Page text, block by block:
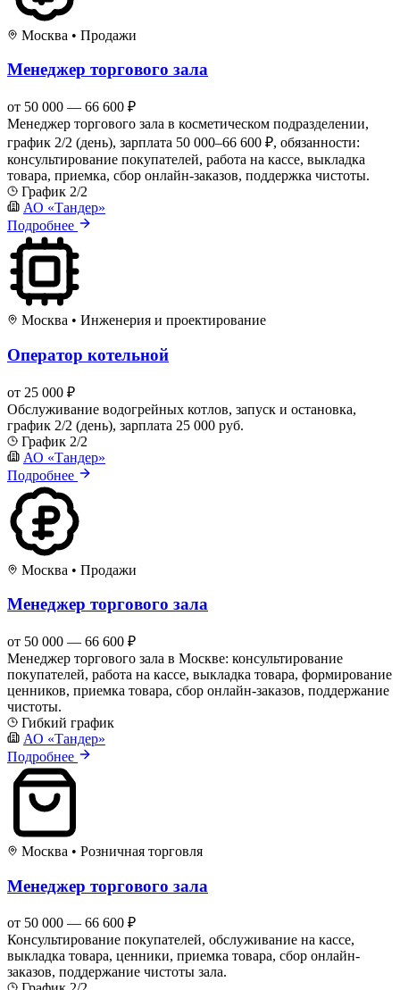
Москва • Продажи
Менеджер торгового зала
от 50 000 — 66 600 ₽
Менеджер торгового зала в косметическом подразделении,
график 2/2 (день), зарплата 50 000–66 600 ₽, обязанности:
консультирование покупателей, работа на кассе, выкладка
товара, приемка, сбор онлайн‑заказов, поддержка чистоты.
График 2/2
АО «Тандер»
Подробнее
Москва • Инженерия и проектирование
Оператор котельной
от 25 000 ₽
Обслуживание водогрейных котлов, запуск и остановка,
график 2/2 (день), зарплата 25 000 руб.
График 2/2
АО «Тандер»
Подробнее
Москва • Продажи
Менеджер торгового зала
от 50 000 — 66 600 ₽
Менеджер торгового зала в Москве: консультирование
покупателей, работа на кассе, выкладка товара, формирование
ценников, приемка товара, сбор онлайн-заказов, поддержание
чистоты.
Гибкий график
АО «Тандер»
Подробнее
Москва • Розничная торговля
Менеджер торгового зала
от 50 000 — 66 600 ₽
Консультирование покупателей, обслуживание на кассе,
выкладка товара, ценники, приемка товара, сбор онлайн-
заказов, поддержание чистоты зала.